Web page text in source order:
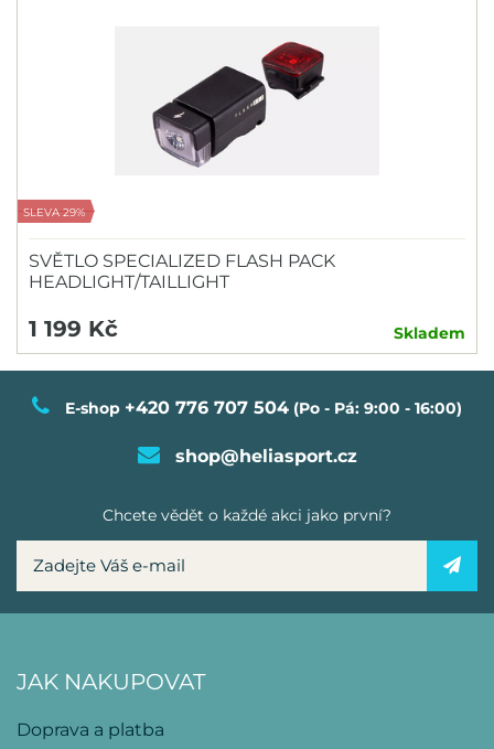
SLEVA 29%
SVĚTLO SPECIALIZED FLASH PACK
HEADLIGHT/TAILLIGHT
1 199 Kč Skladem
E-shop +420 776 707 504 (Po - Pá: 9:00 - 16:00)
shop@heliasport.cz
Chcete vědět o každé akci jako první?
JAK NAKUPOVAT
Doprava a platba